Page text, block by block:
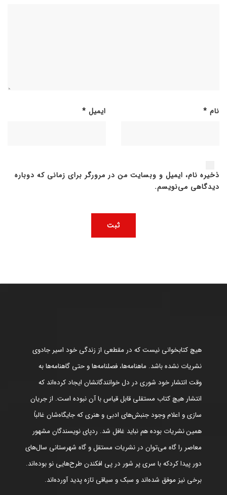
نام * ایمیل *
ذخیره نام، ایمیل و وبسایت من در مرورگر برای زمانی که دوباره
دیدگاهی می‌نویسم.
هیچ کتابخوانی نیست که در مقطعی از زندگی خود اسیر جادوی
نشریات نشده باشد. ماهنامه‌ها، فصلنامه‌ها و حتی گاهنامه‌ها به
وقت انتشار خود شوری در دل خوانندگانشان ایجاد کرده‌اند که
انتشار هیچ کتاب مستقلی قابل قیاس با آن نبوده است. از جریان
سازی و اعلام وجود جنبش‌های ادبی و هنری که جایگاه‌شان غالباً
همین نشریات بوده هم نباید غافل شد. ردپای نویسندگان مشهور
معاصر را گاه می‌توان در نشریات مستقل و گاه شهرستانی سال‌های
دور پیدا کردکه با سری پر شور در پی افکندن طرح‌هایی نو بوده‌اند.
برخی نیز موفق شده‌اند و سبک و سیاقی تازه پدید آورده‌اند.